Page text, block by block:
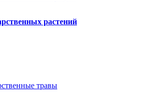
растений
травы